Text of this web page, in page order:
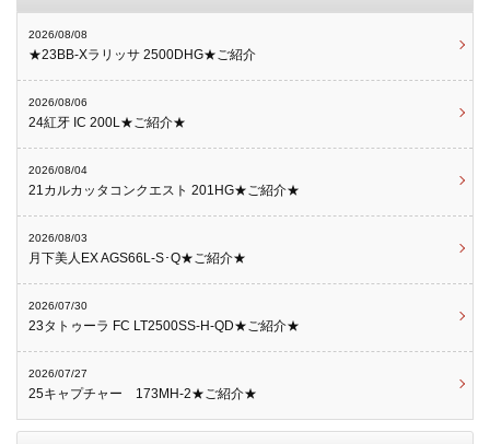
2026/08/08
★23BB-Xラリッサ 2500DHG★ご紹介
2026/08/06
24紅牙 IC 200L★ご紹介★
2026/08/04
21カルカッタコンクエスト 201HG★ご紹介★
2026/08/03
月下美人EX AGS66L-S･Q★ご紹介★
2026/07/30
23タトゥーラ FC LT2500SS-H-QD★ご紹介★
2026/07/27
25キャプチャー 173MH-2★ご紹介★